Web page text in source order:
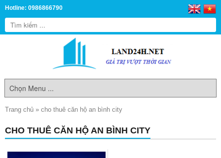
Hotline: 0986866790
Trang chủ » cho thuê căn hộ an bình city
CHO THUÊ CĂN HỘ AN BÌNH CITY